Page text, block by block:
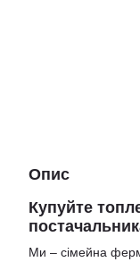
Опис
Купуйте
Ми – сімейна